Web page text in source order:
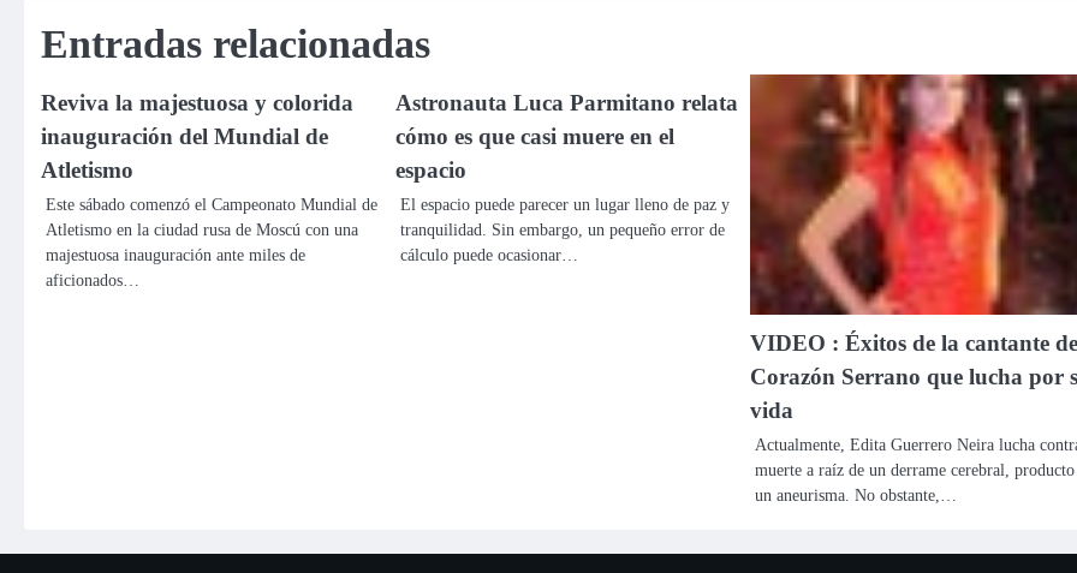
entradas
Entradas relacionadas
Reviva la majestuosa y colorida
inauguración del Mundial de
Atletismo
Este sábado comenzó el Campeonato Mundial de
Atletismo en la ciudad rusa de Moscú con una
majestuosa inauguración ante miles de
aficionados…
Astronauta Luca Parmitano relata
cómo es que casi muere en el
espacio
El espacio puede parecer un lugar lleno de paz y
tranquilidad. Sin embargo, un pequeño error de
cálculo puede ocasionar…
VIDEO : Éxitos de la cantante de
Corazón Serrano que lucha por
vida
Actualmente, Edita Guerrero Neira lucha
muerte a raíz de un derrame cerebral, producto
un aneurisma. No obstante,…